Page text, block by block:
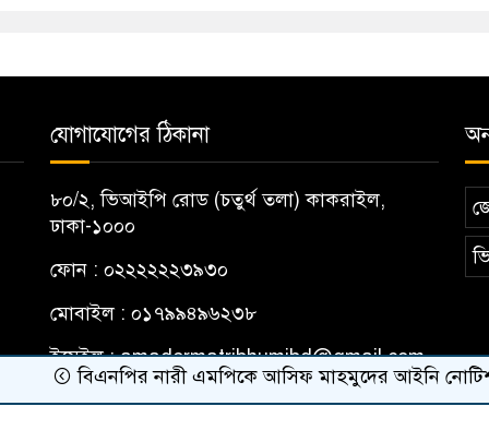
যোগাযোগের ঠিকানা
৮০/২, ভিআইপি রোড (চতুর্থ তলা) কাকরাইল,
ঢাকা-১০০০
ফোন : ০২২২২২২৩৯৩০
মোবাইল : ০১৭৯৯৪৯৬২৩৮
ইমেইল :amadermatribhumibd@gmail.com
বিএনপির নারী এমপিকে আসিফ মাহমুদের আইনি নোটিশ